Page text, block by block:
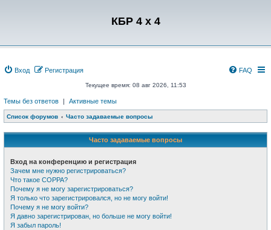
КБР 4 x 4
Вход Регистрация FAQ
Текущее время: 08 авг 2026, 11:53
Темы без ответов | Активные темы
Список форумов Часто задаваемые вопросы
Часто задаваемые вопросы
Вход на конференцию и регистрация
Зачем мне нужно регистрироваться?
Что такое COPPA?
Почему я не могу зарегистрироваться?
Я только что зарегистрировался, но не могу войти!
Почему я не могу войти?
Я давно зарегистрирован, но больше не могу войти!
Я забыл пароль!